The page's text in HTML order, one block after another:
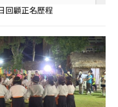
回顧正名歷程